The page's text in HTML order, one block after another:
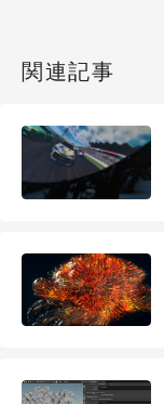
関連記事